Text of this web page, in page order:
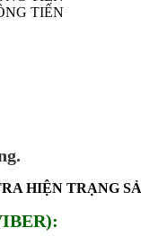
HIỆN TRẠNG